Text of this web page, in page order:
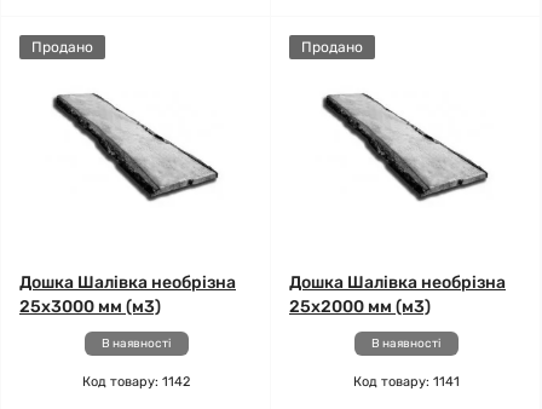
Продано
Дошка Шалівка необрізна
25x3000 мм (м3)
В наявності
Код товару: 1142
Продано
Дошка Шалівка необрізна
25x2000 мм (м3)
В наявності
Код товару: 1141